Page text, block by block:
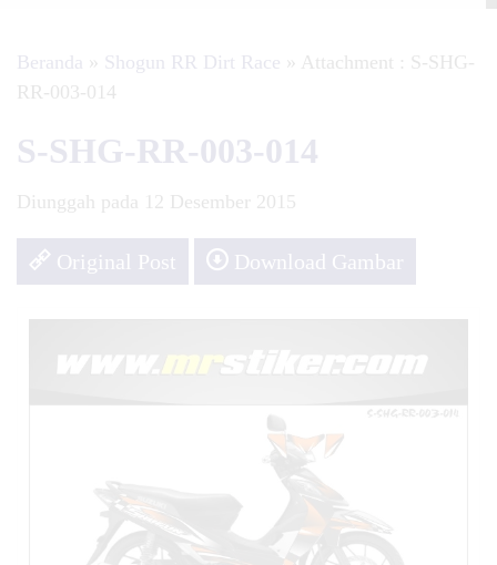
Beranda » Shogun RR Dirt Race » Attachment : S-SHG-
RR-003-014
S-SHG-RR-003-014
Diunggah pada 12 Desember 2015
Original Post Download Gambar